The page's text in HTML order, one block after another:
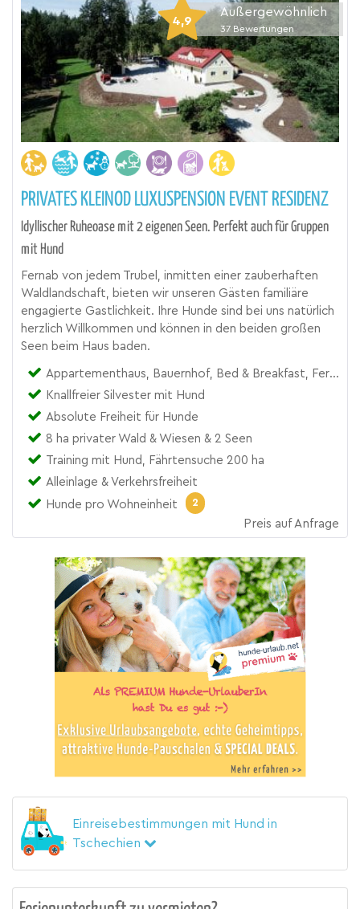
4,9
Außergewöhnlich
37 Bewertungen
PRIVATES KLEINOD LUXUSPENSION EVENT RESIDENZ
Idyllischer Ruheoase mit 2 eigenen Seen. Perfekt auch für Gruppen
mit Hund
Fernab von jedem Trubel, inmitten einer zauberhaften
Waldlandschaft, bieten wir unseren Gästen familiäre
engagierte Gastlichkeit. Ihre Hunde sind bei uns natürlich
herzlich Willkommen und können in den beiden großen
Seen beim Haus baden.
Appartementhaus, Bauernhof, Bed & Breakfast, Ferienwohnung, Landgut, Pension, Zimmer
Knallfreier Silvester mit Hund
Absolute Freiheit für Hunde
8 ha privater Wald & Wiesen & 2 Seen
Training mit Hund, Fährtensuche 200 ha
Alleinlage & Verkehrsfreiheit
Hunde pro Wohneinheit
2
Preis auf Anfrage
Einreisebestimmungen mit Hund in
Tschechien